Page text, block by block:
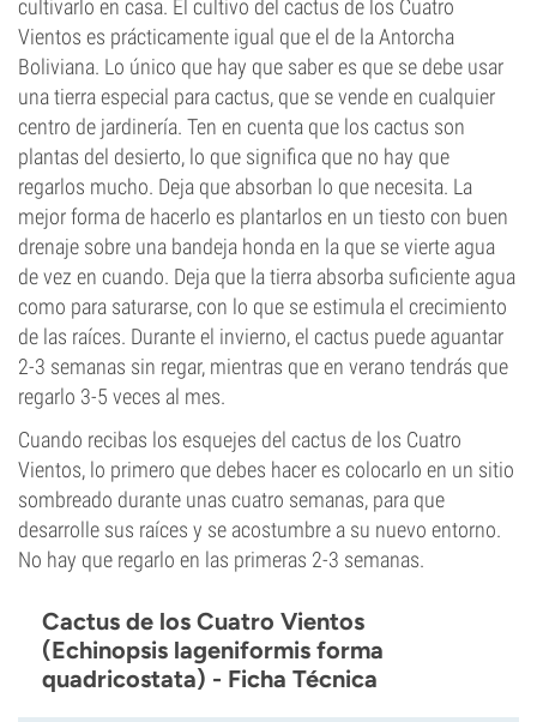
cultivarlo en casa. El cultivo del cactus de los Cuatro
Vientos es prácticamente igual que el de la Antorcha
Boliviana. Lo único que hay que saber es que se debe usar
una tierra especial para cactus, que se vende en cualquier
centro de jardinería. Ten en cuenta que los cactus son
plantas del desierto, lo que significa que no hay que
regarlos mucho. Deja que absorban lo que necesita. La
mejor forma de hacerlo es plantarlos en un tiesto con buen
drenaje sobre una bandeja honda en la que se vierte agua
de vez en cuando. Deja que la tierra absorba suficiente agua
como para saturarse, con lo que se estimula el crecimiento
de las raíces. Durante el invierno, el cactus puede aguantar
2-3 semanas sin regar, mientras que en verano tendrás que
regarlo 3-5 veces al mes.
Cuando recibas los esquejes del cactus de los Cuatro
Vientos, lo primero que debes hacer es colocarlo en un sitio
sombreado durante unas cuatro semanas, para que
desarrolle sus raíces y se acostumbre a su nuevo entorno.
No hay que regarlo en las primeras 2-3 semanas.
Cactus de los Cuatro Vientos
(Echinopsis lageniformis forma
quadricostata) - Ficha Técnica